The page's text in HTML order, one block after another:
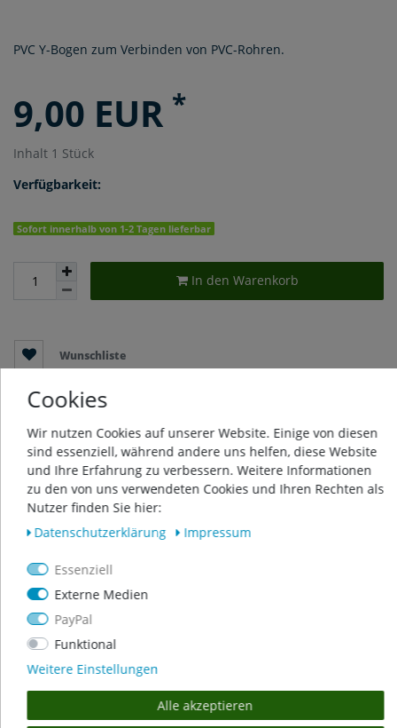
PVC Y-Bogen zum Verbinden von PVC-Rohren.
9,00 EUR *
Inhalt 1 Stück
Verfügbarkeit:
Sofort innerhalb von 1-2 Tagen lieferbar
In den Warenkorb
Wunschliste
* inkl. ges. MwSt. zzgl.
Beschreibung
Produktsicherheit
PVC Y-Bogen mit 3 Klebemuffen Ø 63 mm
ist mit einem PVC Kleber, wie Griffon oder Tangit, zu
verkleben.
Cookies
Wir nutzen Cookies auf unserer Website. Einige von diesen
sind essenziell, während andere uns helfen, diese Website
und Ihre Erfahrung zu verbessern. Weitere Informationen
zu den von uns verwendeten Cookies und Ihren Rechten als
Nutzer finden Sie hier:
Daten­schutz­erklärung
Impressum
Essenziell
Externe Medien
PayPal
Funktional
Weitere Einstellungen
Alle akzeptieren